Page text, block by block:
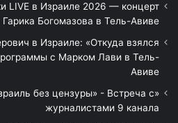
LIVE в Израиле 2026 — концерт
Гарика Богомазова в Тель-Авиве
в Израиле: «Откуда взялся
с Марком Лави в Тель-
Авиве
без цензуры» - Встреча с
журналистами 9 канала